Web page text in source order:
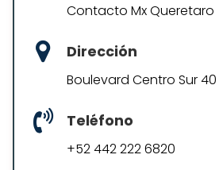
Contacto Mx Queretaro
Dirección
Boulevard Centro Sur 40
Teléfono
+52 442 222 6820